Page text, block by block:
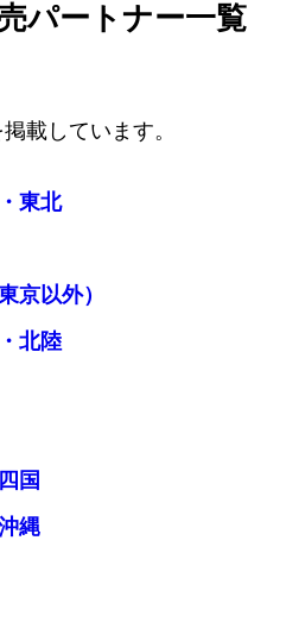
パートナー一覧
載しています。
東北
京以外）
北陸
国
縄